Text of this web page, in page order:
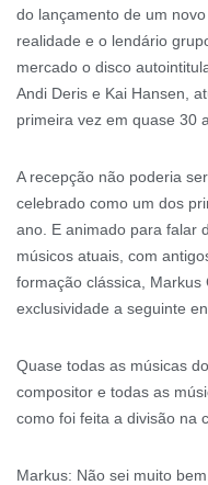
do lançamento de um
realidade e o lendário
mercado o disco
Andi Deris e Kai Hansen,
primeira vez em quase 30
A recepção não poderia
celebrado como um dos
ano. E animado para falar
músicos atuais, com
formação clássica,
exclusividade a seguinte
Quase todas as músicas
compositor e todas as
como foi feita a divisão na
Markus: Não sei muito